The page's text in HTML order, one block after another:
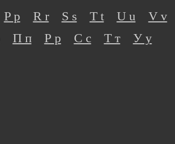
P p R r S s T t U u
V v
П п Р р С с Т т
У у